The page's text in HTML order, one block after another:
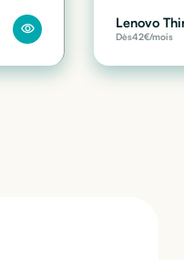
Lenovo
Dès42€/mois